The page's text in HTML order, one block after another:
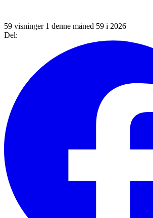
59 visninger 1 denne måned 59 i 2026
Del: